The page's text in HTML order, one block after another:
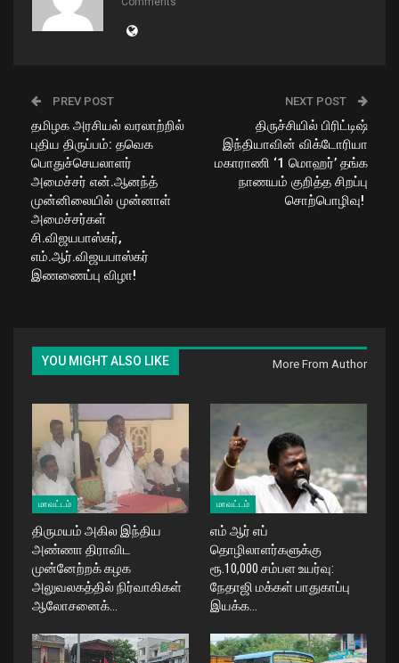
PREV POST
தமிழக அரசியல் வரலாற்றில்
புதிய திருப்பம்: தவெக
பொதுச்செயலாளர்
அமைச்சர் என்.ஆனந்த்
முன்னிலையில் முன்னாள்
அமைச்சர்கள்
சி.விஜயபாஸ்கர்,
எம்.ஆர்.விஜயபாஸ்கர்
இணணைப்பு விழா!
NEXT POST
திருச்சியில் பிரிட்டிஷ்
இந்தியாவின் விக்டோரியா
மகாராணி ‘1 மொஹர்’ தங்க
நாணயம் குறித்த சிறப்பு
சொற்பொழிவு! ​
YOU MIGHT ALSO LIKE More From Author
மாவட்டம்
திருமயம் அகில இந்திய
அண்ணா திராவிட
முன்னேற்றக் கழக
அலுவலகத்தில் நிர்வாகிகள்
ஆலோசனைக்…
மாவட்டம்
எம் ஆர் எப்
தொழிலாளர்களுக்கு
ரூ.10,000 சம்பள உயர்வு:
நேதாஜி மக்கள் பாதுகாப்பு
இயக்க…